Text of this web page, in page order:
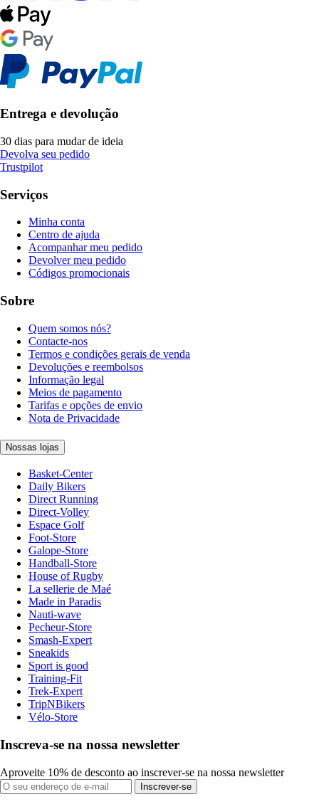
Entrega e devolução
30 dias para mudar de ideia
Devolva seu pedido
Trustpilot
Serviços
Minha conta
Centro de ajuda
Acompanhar meu pedido
Devolver meu pedido
Códigos promocionais
Sobre
Quem somos nós?
Contacte-nos
Termos e condições gerais de venda
Devoluções e reembolsos
Informação legal
Meios de pagamento
Tarifas e opções de envio
Nota de Privacidade
Nossas lojas
Basket-Center
Daily Bikers
Direct Running
Direct-Volley
Espace Golf
Foot-Store
Galope-Store
Handball-Store
House of Rugby
La sellerie de Maé
Made in Paradis
Nauti-wave
Pecheur-Store
Smash-Expert
Sneakids
Sport is good
Training-Fit
Trek-Expert
TripNBikers
Vélo-Store
Inscreva-se na nossa newsletter
Aproveite 10% de desconto ao inscrever-se na nossa newsletter
Inscrever-se